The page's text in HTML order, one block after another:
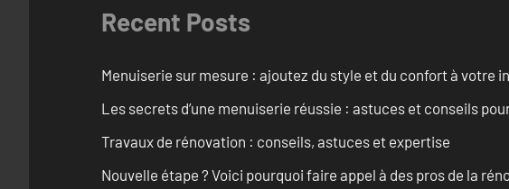
Recent Posts
Menuiserie sur mesure : ajoutez du style et du confort à votre
Les secrets d’une menuiserie réussie : astuces et conseils
Travaux de rénovation : conseils, astuces et expertise
Nouvelle étape ? Voici pourquoi faire appel à des pros de la